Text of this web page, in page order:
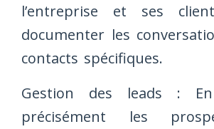
l’entreprise et ses
documenter les
contacts spécifiques.
Gestion des leads :
précisément les